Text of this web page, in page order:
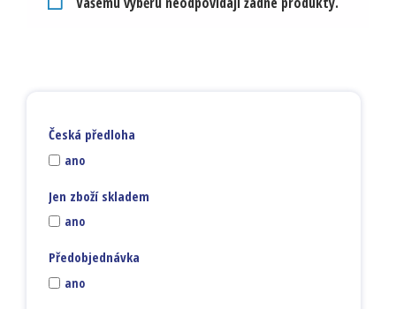
Česká předloha
ano
Jen zboží skladem
ano
Předobjednávka
ano